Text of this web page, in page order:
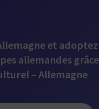
et
allemandes
– Allemagne